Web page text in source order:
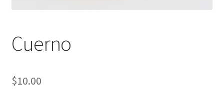
Cuerno
$10.00